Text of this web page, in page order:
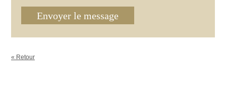
Envoyer le message
« Retour